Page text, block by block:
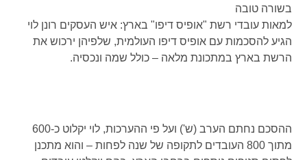
בשורה טובה
למאות עובדי רשת "אופיס דיפו" בארץ: איש העסקים רונן לוי
הגיע להסכמות עם אופיס דיפו העולמית, שלפיהן ירכוש את
הרשת בארץ במתכונת מלאה – כולל שמה ונכסיה.
ההסכם נחתם הערב (ש') ועל פי ההערכות, לוי יקלוט כ-600
מתוך 800 העובדים לתקופה של שנה לפחות – והוא מתכנן